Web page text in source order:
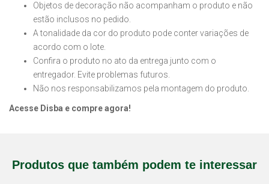
Objetos de decoração não acompanham o produto e não
estão inclusos no pedido.
A tonalidade da cor do produto pode conter variações de
acordo com o lote.
Confira o produto no ato da entrega junto com o
entregador. Evite problemas futuros.
Não nos responsabilizamos pela montagem do produto.
Acesse Disba e compre agora!
Produtos que também podem te interessar